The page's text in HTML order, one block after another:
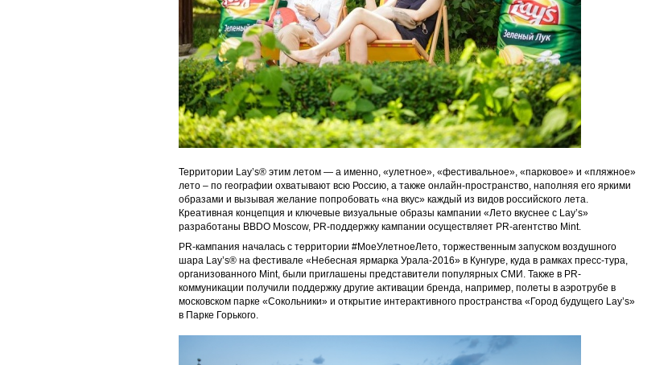
Территории Lay’s® этим летом — а именно, «улетное», «фестивальное», «парковое» и «пляжное»
лето – по географии охватывают всю Россию, а также онлайн-пространство, наполняя его яркими
образами и вызывая желание попробовать «на вкус» каждый из видов российского лета.
Креативная концепция и ключевые визуальные образы кампании «Лето вкуснее с Lay’s»
разработаны BBDO Moscow, PR-поддержку кампании осуществляет PR-агентство Mint.
PR-кампания началась с территории #МоеУлетноеЛето, торжественным запуском воздушного
шара Lay’s® на фестивале «Небесная ярмарка Урала-2016» в Кунгуре, куда в рамках пресс-тура,
организованного Mint, были приглашены представители популярных СМИ. Также в PR-
коммуникации получили поддержку другие активации бренда, например, полеты в аэротрубе в
московском парке «Сокольники» и открытие интерактивного пространства «Город будущего Lay’s»
в Парке Горького.